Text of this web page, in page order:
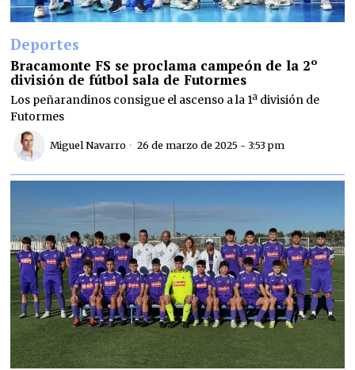
Deportes
Bracamonte FS se proclama campeón de la 2º
división de fútbol sala de Futormes
Los peñarandinos consigue el ascenso a la 1ª división de
Futormes
Miguel Navarro 26 de marzo de 2025 - 3:53 pm